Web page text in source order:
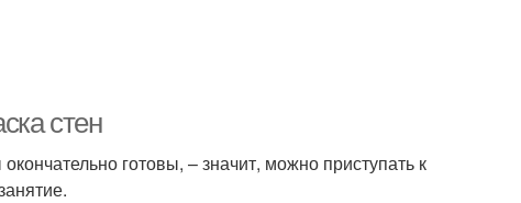
стен
готовы, – значит, можно приступать к